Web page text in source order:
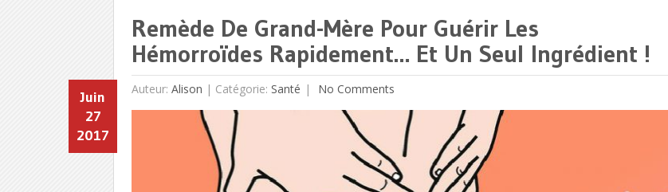
Remède De Grand-Mère Pour Guérir Les
Hémorroïdes Rapidement… Et Un Seul Ingrédient !
Auteur: Alison |
Juin
27
2017
Catégorie: Santé No Comments